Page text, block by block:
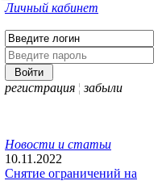
Личный кабинет
регистрация ¦ забыли
Новости и статьи
10.11.2022
Снятие ограничений на